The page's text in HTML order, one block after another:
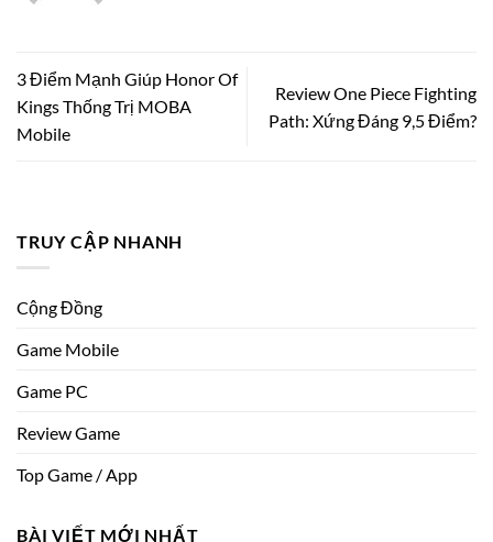
3 Điểm Mạnh Giúp Honor Of
Kings Thống Trị MOBA
Mobile
Review One Piece Fighting
Path: Xứng Đáng 9,5 Điểm?
TRUY CẬP NHANH
Cộng Đồng
Game Mobile
Game PC
Review Game
Top Game / App
BÀI VIẾT MỚI NHẤT